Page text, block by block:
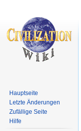
Hauptseite
Letzte Änderungen
Zufällige Seite
Hilfe